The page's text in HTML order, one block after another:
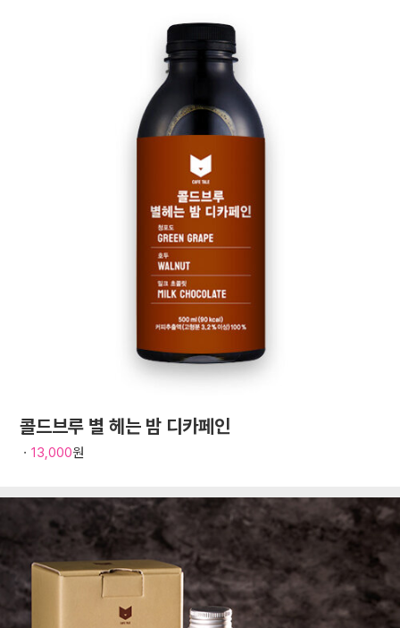
콜드브루 별 헤는 밤 디카페인
ㆍ13,000원